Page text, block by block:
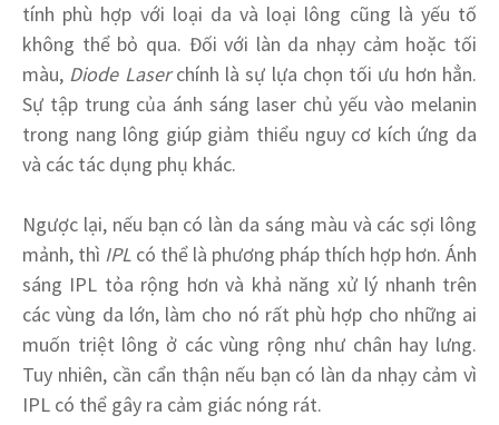
tính phù hợp với loại da và loại lông cũng là yếu tố
không thể bỏ qua. Đối với làn da nhạy cảm hoặc tối
màu, Diode Laserchính là sự lựa chọn tối ưu hơn hẳn.
Sự tập trung của ánh sáng laser chủ yếu vào melanin
trong nang lông giúp giảm thiểu nguy cơ kích ứng da
và các tác dụng phụ khác.
Ngược lại, nếu bạn có làn da sáng màu và các sợi lông
mảnh, thì IPL có thể là phương pháp thích hợp hơn. Ánh
sáng IPL tỏa rộng hơn và khả năng xử lý nhanh trên
các vùng da lớn, làm cho nó rất phù hợp cho những ai
muốn triệt lông ở các vùng rộng như chân hay lưng.
Tuy nhiên, cần cẩn thận nếu bạn có làn da nhạy cảm vì
IPL có thể gây ra cảm giác nóng rát.